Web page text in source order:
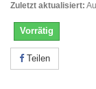
Zuletzt aktualisiert:
Vorrätig
Teilen